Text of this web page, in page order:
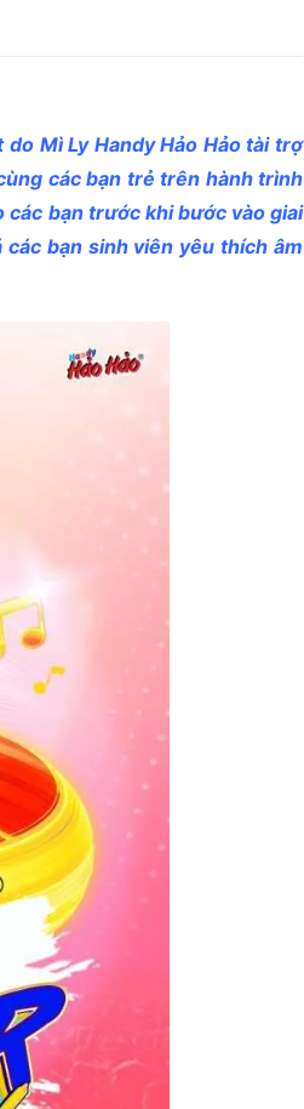
Mì Ly Handy Hảo Hảo tài trợ
các bạn trẻ trên hành trình
bạn trước khi bước vào giai
bạn sinh viên yêu thích âm